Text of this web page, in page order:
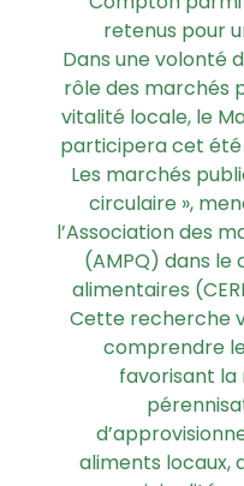
retenus pour
Dans une volonté
rôle des marchés
vitalité locale, le
participera cet
Les marchés
circulaire »,
l’Association des
(AMPQ) dans le
alimentaires
Cette recherche
comprendre
favorisant la
aliments locaux,